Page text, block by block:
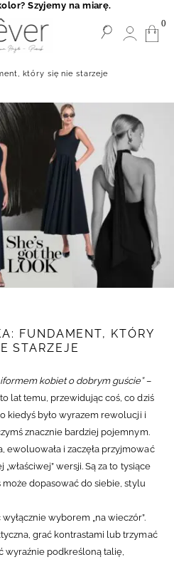
który się nie starzeje
FUNDAMENT, KTÓRY
STARZEJE
kobiet o dobrym guście”–
lat temu, przewidując coś, co dziś
kiedyś było wyrazem rewolucji i
znacznie bardziej pojemnym.
ewoluowała i zaczęła przyjmować
wersji. Są za to tysiące
dopasować do siebie, stylu
wyborem „na wieczór”.
grać kontrastami lub trzymać
wyraźnie podkreśloną talię,
0
Szyjemy na miarę.